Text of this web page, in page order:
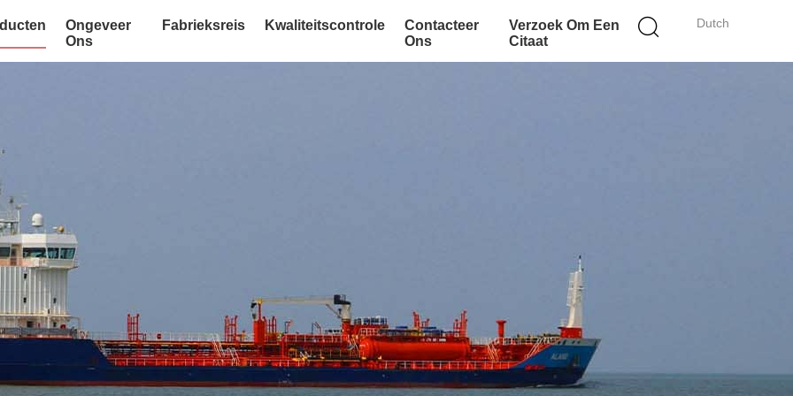
Dutch
Ongeveer
Ons
Fabrieksreis Kwaliteitscontrole
Contacteer
Ons
Verzoek Om Een
Citaat